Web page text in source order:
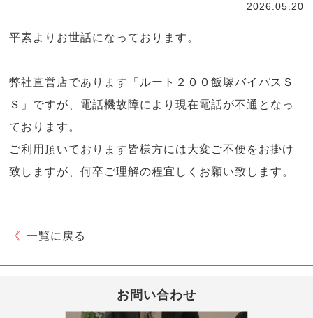
2026.05.20
平素よりお世話になっております。
弊社直営店であります「ルート２００飯塚バイパスＳ
Ｓ」ですが、電話機故障により現在電話が不通となっ
ております。
ご利用頂いております皆様方には大変ご不便をお掛け
致しますが、何卒ご理解の程宜しくお願い致します。
《 一覧に戻る
お問い合わせ